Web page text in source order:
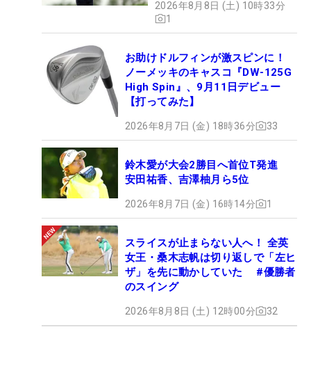
2026年8月8日 (土) 10時33分
1
お助けドルフィンが激スピンに！
ノーメッキのキャスコ『DW-125G
High Spin』、9月11日デビュー
【打ってみた】
2026年8月7日 (金) 18時36分 33
鈴木愛が大会2勝目へ首位T発進
安田祐香、吉澤柚月ら5位
2026年8月7日 (金) 16時14分 1
スライスが止まらない人へ！ 全英
女王・桑木志帆は切り返しで「左ヒ
ザ」を先に動かしていた #優勝者
のスイング
2026年8月8日 (土) 12時00分 32